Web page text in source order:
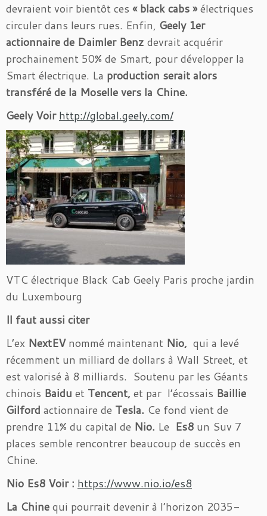
devraient voir bientôt ces « black cabs »électriques
circuler dans leurs rues. Enfin, Geely 1er
actionnaire de Daimler Benz devrait acquérir
prochainement 50% de Smart, pour développer la
Smart électrique. La production serait alors
transféré de la Moselle vers la Chine.
Geely Voirhttp://global.geely.com/
VTC électrique Black Cab Geely Paris proche jardin
du Luxembourg
Il faut aussi citer
L’ex NextEVnommé maintenant Nio, qui a levé
récemment un milliard de dollars à Wall Street, et
est valorisé à 8 milliards. Soutenu par les Géants
chinois Baidu et Tencent, et par l’écossais Baillie
Gilford actionnaire de Tesla. Ce fond vient de
prendre 11% du capital de Nio. Le Es8 un Suv 7
places semble rencontrer beaucoup de succès en
Chine.
Nio Es8 Voir : https://www.nio.io/es8
La Chinequi pourrait devenir à l’horizon 2035-